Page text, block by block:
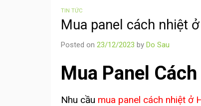
TIN TỨC
Mua panel cách nhiệt
Posted on 23/12/2023 by Do Sau
Mua Panel
Nhu cầu mua panel cách nhiệt ở